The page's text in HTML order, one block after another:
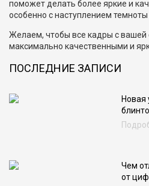
поможет делать более яркие и
особенно с наступлением
Желаем, чтобы все кадры с вашей
максимально качественными и
ПОСЛЕДНИЕ ЗАПИСИ
Новая
Чем
от